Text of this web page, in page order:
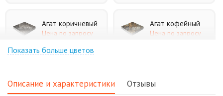
Агат коричневый
Цена по запросу
Агат кофейный
Цена по запросу
Показать больше цветов
Описание и характеристики Отзывы